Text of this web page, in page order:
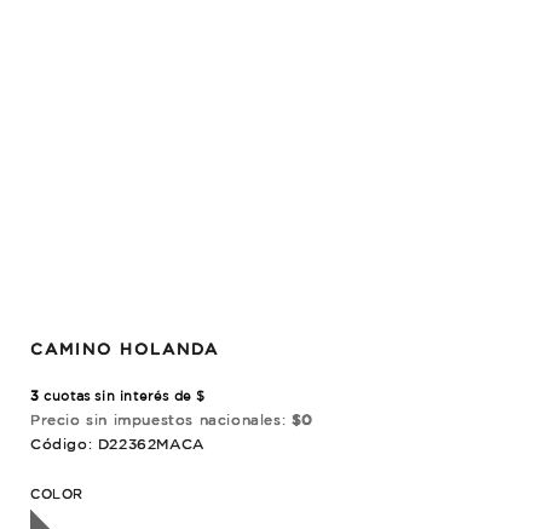
CAMINO HOLANDA
3 cuotas sin interés de $
Precio sin impuestos nacionales: $0
Código: D22362MACA
COLOR